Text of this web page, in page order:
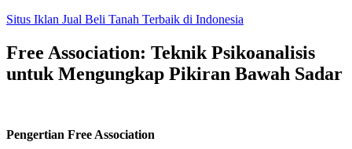
Skip
content
Situs Iklan Jual Beli Tanah Terbaik di Indonesia
Free Association: Teknik Psikoanalisis
untuk Mengungkap Pikiran Bawah Sadar
Pengertian Free Association